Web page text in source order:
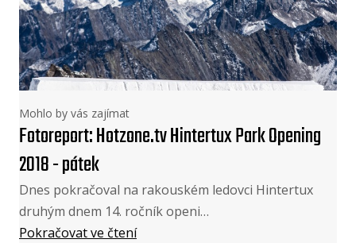
Mohlo by vás zajímat
Fotoreport: Hotzone.tv Hintertux Park Opening
2018 - pátek
Dnes pokračoval na rakouském ledovci Hintertux
druhým dnem 14. ročník openi…
Pokračovat ve čtení